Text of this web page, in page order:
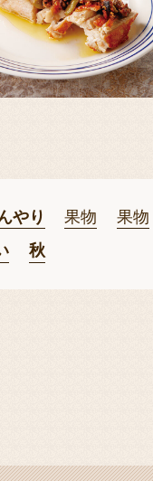
やり 果物 果物
秋